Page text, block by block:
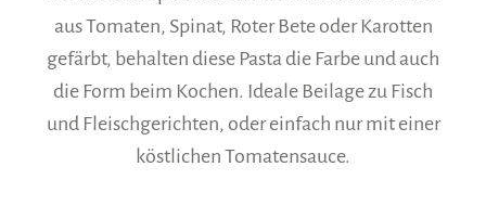
aus Tomaten, Spinat, Roter Bete oder Karotten
gefärbt, behalten diese Pasta die Farbe und auch
die Form beim Kochen. Ideale Beilage zu Fisch
und Fleischgerichten, oder einfach nur mit einer
köstlichen Tomatensauce.